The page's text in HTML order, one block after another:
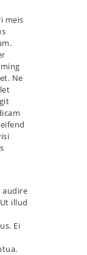
meis
Ne
audire
illud
Ei